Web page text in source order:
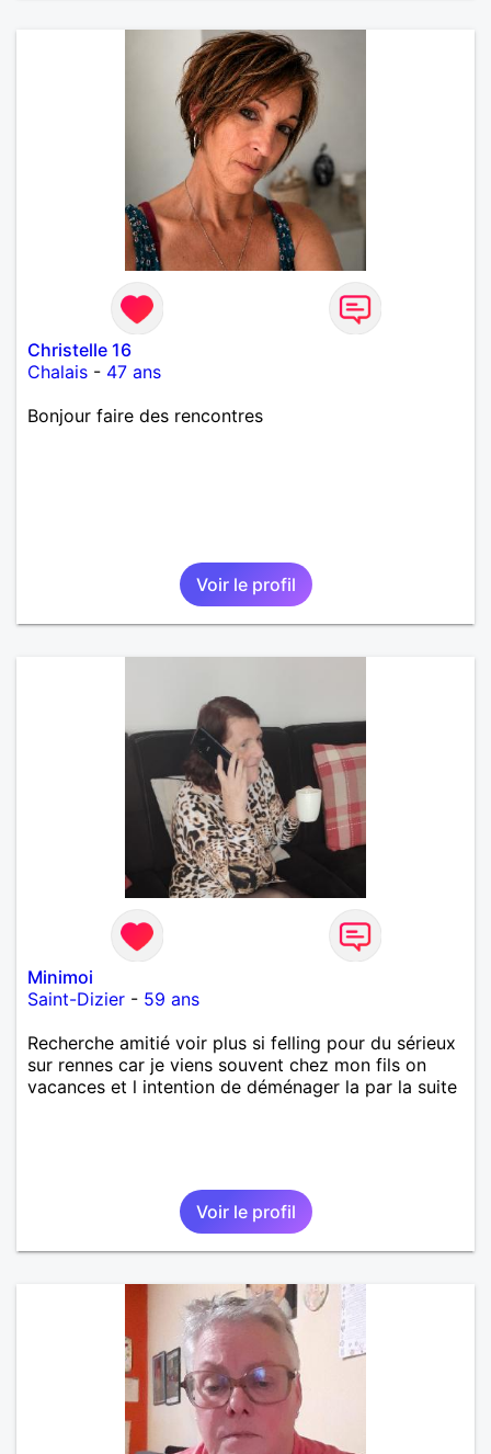
Christelle 16
Chalais - 47 ans
Bonjour faire des rencontres
Voir le profil
Minimoi
Saint-Dizier - 59 ans
Recherche amitié voir plus si felling pour du sérieux
sur rennes car je viens souvent chez mon fils on
vacances et l intention de déménager la par la suite
Voir le profil